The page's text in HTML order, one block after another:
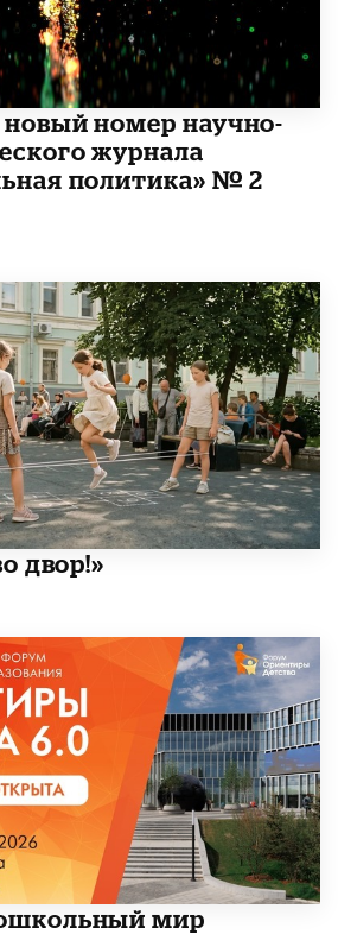
номер научно-
журнала
политика» № 2
двор!»
мир